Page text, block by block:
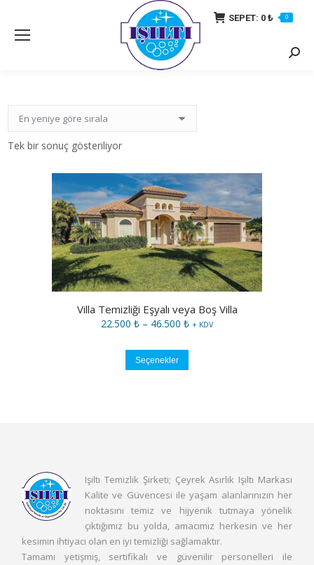
SEPET: 0 ₺ 0
Tek bir sonuç gösteriliyor
Villa Temizliği Eşyalı veya Boş Villa
22.500 ₺ – 46.500 ₺Fiyat
+ KDV
Seçenekler
ürünün
sayfasından
seçilebilir
Işıltı Temizlik Şirketi; Çeyrek Asırlık Işıltı Markası
Kalite ve Güvencesi ile yaşam alanlarınızın her
noktasını temiz ve hijyenik tutmaya yönelik
çıktığımız bu yolda, amacımız herkesin ve her
kesimin ihtiyacı olan en iyi temizliği sağlamaktır.
Tamamı yetişmiş, sertifikalı ve güvenilir personelleri ile